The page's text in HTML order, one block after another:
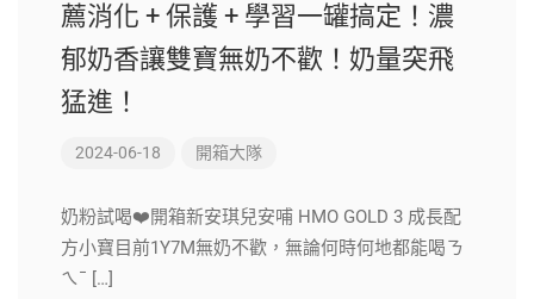
薦消化 + 保護 + 學習一罐搞定！濃
郁奶香讓雙寶無奶不歡！奶量突飛
猛進！
2024-06-18 開箱大隊
奶粉試喝❤️開箱新安琪兒安哺 HMO GOLD 3 成長配
方小寶目前1Y7M無奶不歡，無論何時何地都能喝ㄋ
ㄟˉ […]